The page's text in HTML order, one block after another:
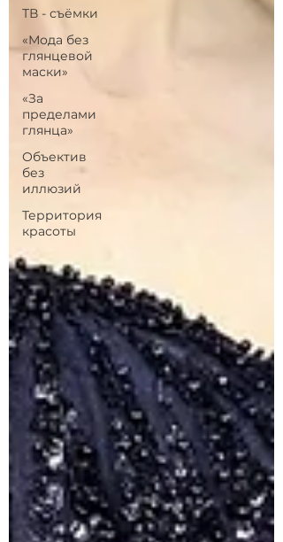
ТВ - съёмки
«Мода без
глянцевой
маски»
«За
пределами
глянца»
Объектив
без
иллюзий
Территория
красоты